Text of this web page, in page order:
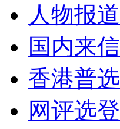
人物报道
国内来信
香港普选
网评选登